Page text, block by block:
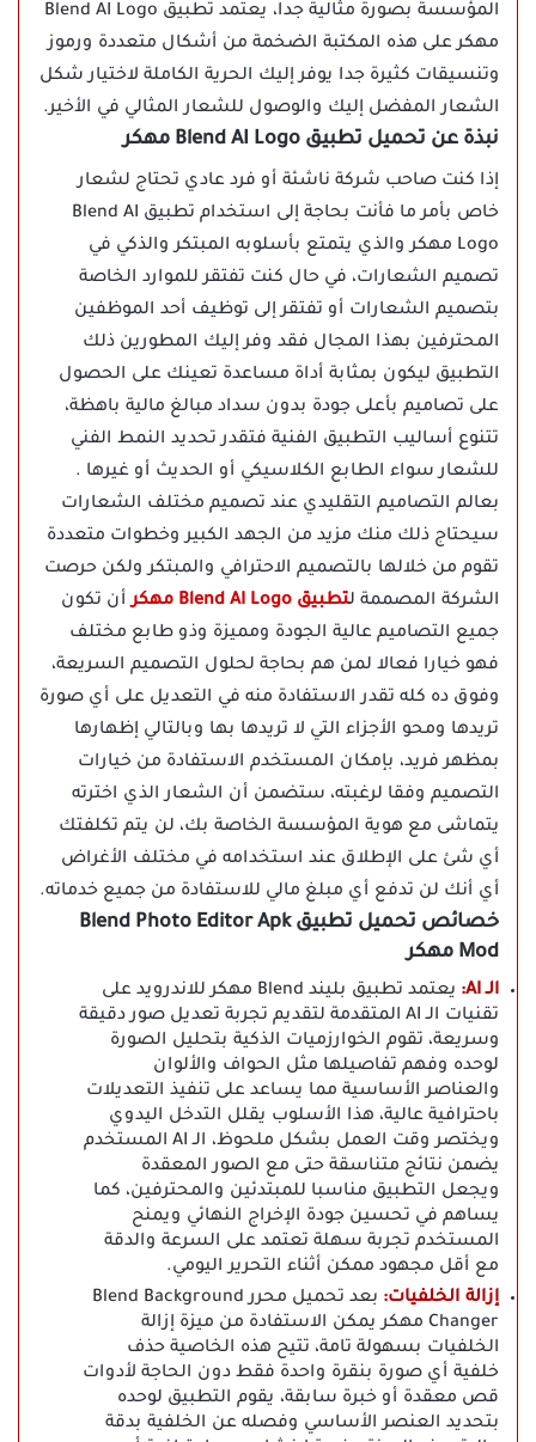
المؤسسة بصورة مثالية جدا، يعتمد تطبيق Blend AI Logo
مهكر على هذه المكتبة الضخمة من أشكال متعددة ورموز
وتنسيقات كثيرة جدا يوفر إليك الحرية الكاملة لاختيار شكل
الشعار المفضل إليك والوصول للشعار المثالي في الأخير.
نبذة عن تحميل تطبيق Blend AI Logo مهكر
إذا كنت صاحب شركة ناشئة أو فرد عادي تحتاج لشعار
خاص بأمر ما فأنت بحاجة إلى استخدام تطبيق Blend AI
Logo مهكر والذي يتمتع بأسلوبه المبتكر والذكي في
تصميم الشعارات، في حال كنت تفتقر للموارد الخاصة
بتصميم الشعارات أو تفتقر إلى توظيف أحد الموظفين
المحترفين بهذا المجال فقد وفر إليك المطورين ذلك
التطبيق ليكون بمثابة أداة مساعدة تعينك على الحصول
على تصاميم بأعلى جودة بدون سداد مبالغ مالية باهظة،
تتنوع أساليب التطبيق الفنية فتقدر تحديد النمط الفني
للشعار سواء الطابع الكلاسيكي أو الحديث أو غيرها .
بعالم التصاميم التقليدي عند تصميم مختلف الشعارات
سيحتاج ذلك منك مزيد من الجهد الكبير وخطوات متعددة
تقوم من خلالها بالتصميم الاحترافي والمبتكر ولكن حرصت
الشركة المصممة لتطبيق Blend AI Logo مهكر
أن تكون
جميع التصاميم عالية الجودة ومميزة وذو طابع مختلف
فهو خيارا فعالا لمن هم بحاجة لحلول التصميم السريعة،
وفوق ده كله تقدر الاستفادة منه في التعديل على أي صورة
تريدها ومحو الأجزاء التي لا تريدها بها وبالتالي إظهارها
بمظهر فريد، بإمكان المستخدم الاستفادة من خيارات
التصميم وفقا لرغبته، ستضمن أن الشعار الذي اخترته
يتماشى مع هوية المؤسسة الخاصة بك، لن يتم تكلفتك
أي شئ على الإطلاق عند استخدامه في مختلف الأغراض
أي أنك لن تدفع أي مبلغ مالي للاستفادة من جميع خدماته.
خصائص تحميل تطبيق Blend Photo Editor Apk
Mod مهكر
الـ AI:
يعتمد تطبيق بليند Blend مهكر للاندرويد على
تقنيات الـ AI المتقدمة لتقديم تجربة تعديل صور دقيقة
وسريعة، تقوم الخوارزميات الذكية بتحليل الصورة
لوحده وفهم تفاصيلها مثل الحواف والألوان
والعناصر الأساسية مما يساعد على تنفيذ التعديلات
باحترافية عالية، هذا الأسلوب يقلل التدخل اليدوي
ويختصر وقت العمل بشكل ملحوظ، الـ AI المستخدم
يضمن نتائج متناسقة حتى مع الصور المعقدة
ويجعل التطبيق مناسبا للمبتدئين والمحترفين، كما
يساهم في تحسين جودة الإخراج النهائي ويمنح
المستخدم تجربة سهلة تعتمد على السرعة والدقة
مع أقل مجهود ممكن أثناء التحرير اليومي.
إزالة الخلفيات:
بعد تحميل محرر Blend Background
Changer مهكر يمكن الاستفادة من ميزة إزالة
الخلفيات بسهولة تامة، تتيح هذه الخاصية حذف
خلفية أي صورة بنقرة واحدة فقط دون الحاجة لأدوات
قص معقدة أو خبرة سابقة، يقوم التطبيق لوحده
بتحديد العنصر الأساسي وفصله عن الخلفية بدقة